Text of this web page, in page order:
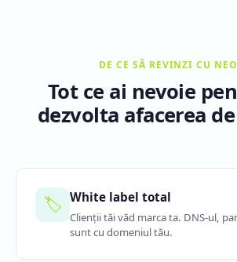
DE CE SĂ REVINZI CU
Tot ce ai nevoie
dezvolta afacerea
🏷️ White label total
Clienții tăi văd marca ta. DNS-ul,
sunt cu domeniul tău.